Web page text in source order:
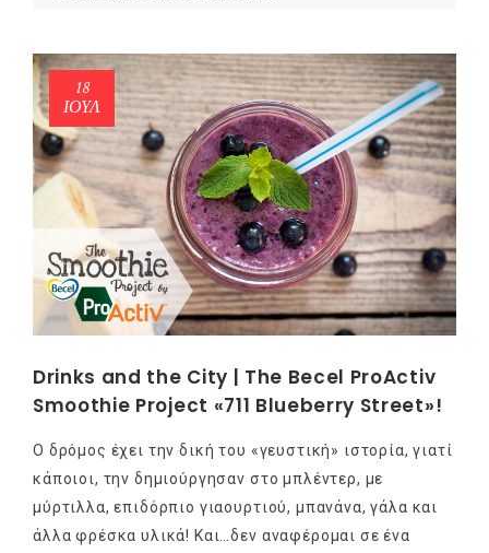
18
ΙΟΎΛ
Drinks and the City | The Becel ProActiv
Smoothie Project «711 Blueberry Street»!
Ο δρόμος έχει την δική του «γευστική» ιστορία, γιατί
κάποιοι, την δημιούργησαν στο μπλέντερ, με
μύρτιλλα, επιδόρπιο γιαουρτιού, μπανάνα, γάλα και
άλλα φρέσκα υλικά! Και…δεν αναφέρομαι σε ένα